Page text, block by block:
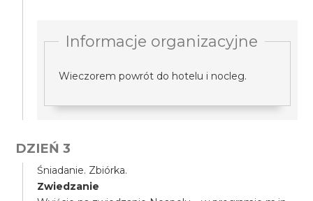
Informacje organizacyjne
Wieczorem powrót do hotelu i nocleg.
DZIEŃ 3
Śniadanie. Zbiórka.
Zwiedzanie